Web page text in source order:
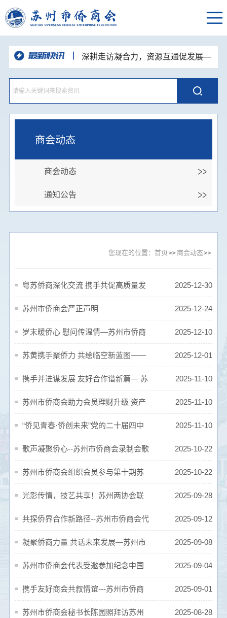
深耕走访凝合力，资源互通促发展—
苏州市侨商会走进新晋理事单位开展企
业走访交流活动
党建引领侨校联动 携手共话发展新
篇—苏州市侨商会走进东南大学苏州校
区开展主题党日活动
品人居智慧 悟空间之道--苏州市侨商
会人居环境与空间布局国学沙龙顺利举
办
聚力侨心 接续奋进--苏州市侨商会四
届七次常务理事会圆满召开
挥杆聚侨友 同心展风采｜苏州市侨
商会高尔夫球队“达梦杯”高球联谊赛圆
“和声咏华章·同心向未来”苏州统一战
心颂姑苏
商会动态
商会动态
通知公告
您现在的位置：首页 商会动态
粤苏侨商深化交流 携手共促高质量发
展
2025-12-30
苏州市侨商会严正声明 2025-12-24
岁末暖侨心 慰问传温情—苏州市侨商
会、市侨联联合开展困难老归侨走访慰
问活动
2025-12-10
苏黄携手聚侨力 共绘临空新蓝图——
苏州市侨商会受邀参加第二十五届华创
会暨黄石临空发展招商推介大会
2025-12-01
携手并进谋发展 友好合作谱新篇— 苏
州市侨商会签约共建友好商会
2025-11-10
苏州市侨商会助力会员理财升级 资产
配置讲座解锁低利率时代新机遇
2025-11-10
“侨见青春·侨创未来”党的二十届四中
全会精神专题宣讲成功举办
2025-11-10
歌声凝聚侨心--苏州市侨商会录制会歌
《侨联五洲》
2025-10-22
苏州市侨商会组织会员参与第十期苏
州商协会企业家资源交流对接会，共探
跨界合作新机遇
2025-10-22
光影传情，技艺共享！苏州两协会联
合举办易都手机摄影专题讲座
2025-09-28
共探侨界合作新路径--苏州市侨商会代
表参加巴拿马海外侨领参访团座谈会
2025-09-12
凝聚侨商力量 共话未来发展—苏州市
侨商会会长联谊活动顺利举办
2025-09-08
苏州市侨商会代表受邀参加纪念中国
人民抗日战争暨世界反法西斯战争胜利
80周年大会
2025-09-04
携手友好商会共叙情谊---苏州市侨商
会举办《浪浪山小妖怪》观影联谊活动
2025-09-01
苏州市侨商会秘书长陈园照拜访苏州 2025-08-28